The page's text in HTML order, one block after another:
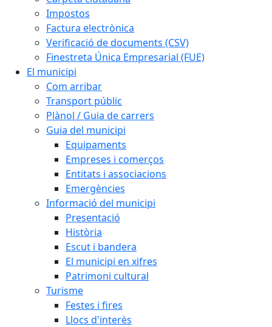
Impostos
Factura electrònica
Verificació de documents (CSV)
Finestreta Única Empresarial (FUE)
El municipi
Com arribar
Transport públic
Plànol / Guia de carrers
Guia del municipi
Equipaments
Empreses i comerços
Entitats i associacions
Emergències
Informació del municipi
Presentació
Història
Escut i bandera
El municipi en xifres
Patrimoni cultural
Turisme
Festes i fires
Llocs d'interès